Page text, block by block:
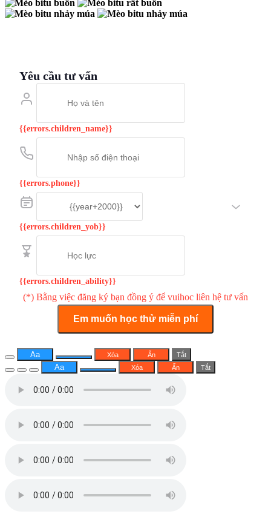
Yêu cầu tư vấn
{{errors.children_name}}
{{errors.phone}}
{{errors.children_yob}}
{{errors.children_ability}}
(*) Bằng việc đăng ký bạn đồng ý để vuihoc liên hệ tư vấn
Em muốn học thử miễn phí
Aa Xóa Ẩn Tắt
Aa Xóa Ẩn Tắt